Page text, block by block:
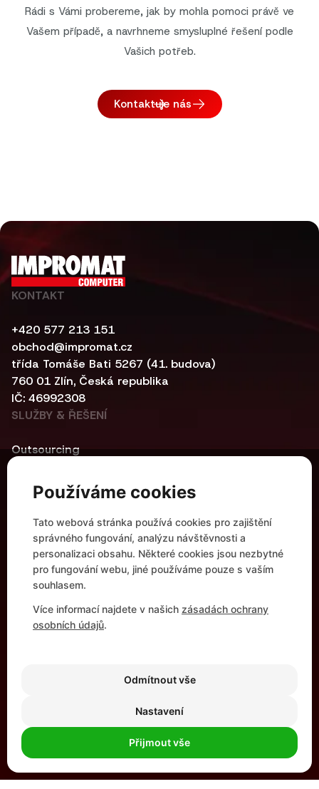
Rádi s Vámi probereme, jak by mohla pomoci právě ve
Vašem případě, a navrhneme smysluplné řešení podle
Vašich potřeb.
Kontaktuje nás
KONTAKT
+420 577 213 151
obchod@impromat.cz
třída Tomáše Bati 5267 (41. budova)
760 01 Zlín, Česká republika
IČ: 46992308
SLUŽBY & ŘEŠENÍ
Outsourcing
Centrální infrastruktura
Networking
Automatizace a kontejnerová řešení
Modern Workplace
UŽITEČNÉ ODKAZY
Reference
Partnerství
Profil firmy
© IMPROMAT–COMPUTER s.r.o. | Tvorba webu:
Galandr.com &Wizzy
Používáme cookies
Tato webová stránka používá cookies pro zajištění
správného fungování, analýzu návštěvnosti a
personalizaci obsahu. Některé cookies jsou nezbytné
pro fungování webu, jiné používáme pouze s vaším
souhlasem.
Více informací najdete v našich zásadách ochrany
osobních údajů.
Odmítnout vše
Nastavení
Přijmout vše